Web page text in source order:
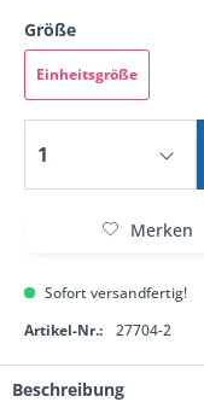
Größe
Einheitsgröße
Merken
Sofort versandfertig!
Artikel-Nr.:
27704-2
Beschreibung